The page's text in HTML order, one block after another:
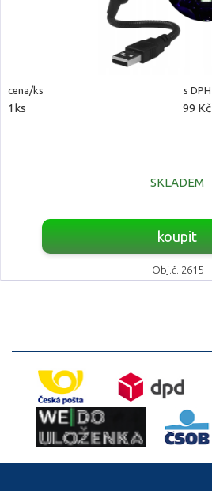
cena/ks s DPH
1ks 99 Kč
SKLADEM
koupit
Obj.č. 2615